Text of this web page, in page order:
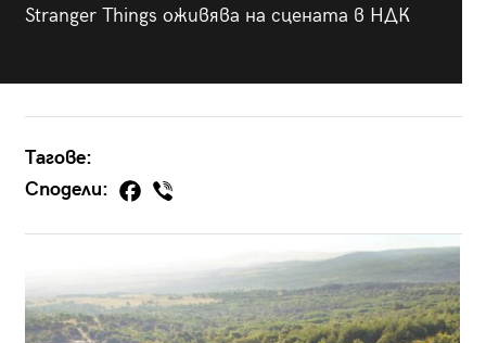
Stranger Things оживява на сцената в НДК
Тагове:
Сподели: